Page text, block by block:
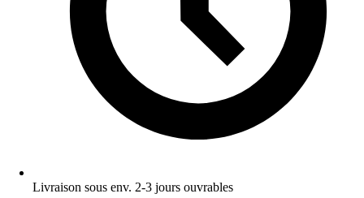
Livraison sous env. 2-3 jours ouvrables